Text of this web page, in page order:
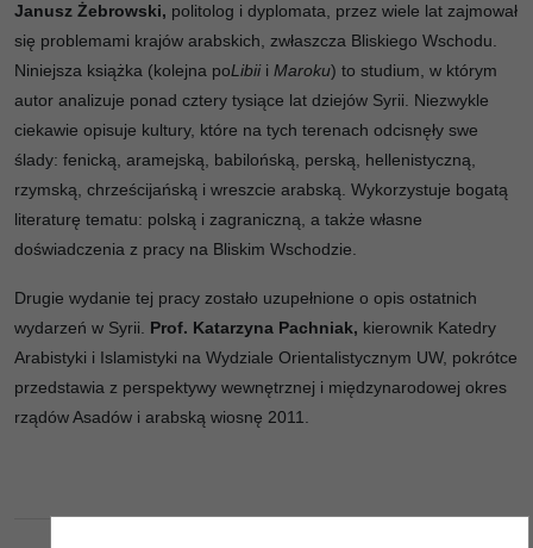
Janusz Żebrowski, politolog i dyplomata, przez wiele lat zajmował
się problemami krajów arabskich, zwłaszcza Bliskiego Wschodu.
Niniejsza książka (kolejna poLibii i Maroku) to studium, w którym
autor analizuje ponad cztery tysiące lat dziejów Syrii. Niezwykle
ciekawie opisuje kultury, które na tych terenach odcisnęły swe
ślady: fenicką, aramejską, babilońską, perską, hellenistyczną,
rzymską, chrześcijańską i wreszcie arabską. Wykorzystuje bogatą
literaturę tematu: polską i zagraniczną, a także własne
doświadczenia z pracy na Bliskim Wschodzie.
Drugie wydanie tej pracy zostało uzupełnione o opis ostatnich
wydarzeń w Syrii. Prof. Katarzyna Pachniak, kierownik Katedry
Arabistyki i Islamistyki na Wydziale Orientalistycznym UW, pokrótce
przedstawia z perspektywy wewnętrznej i międzynarodowej okres
rządów Asadów i arabską wiosnę 2011.